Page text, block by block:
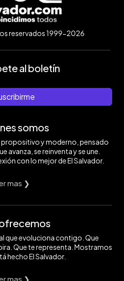
reservados 1999-2026
al boletín
somos
y moderno, pensado
avanza, se reinventa y se une.
con lo mejor de El Salvador.
mas ❯
que evoluciona contigo. Que
Que te representa. Mostramos
hecho El Salvador.
mas ❯